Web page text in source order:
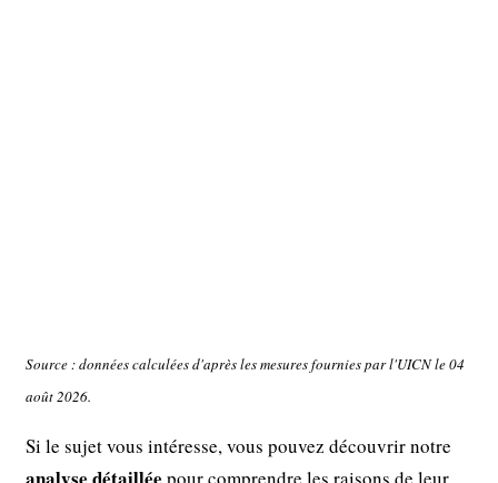
Source : données calculées d'après les mesures fournies par l'UICN le 04
août 2026.
Si le sujet vous intéresse, vous pouvez découvrir notre